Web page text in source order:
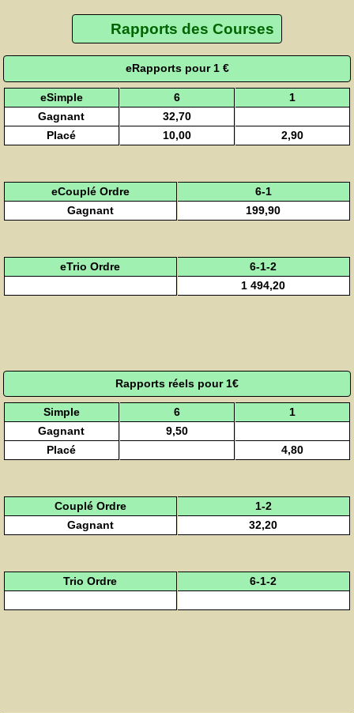
Rapports des Courses
eRapports pour 1 €
eSimple 6
1
Gagnant
32,70
Placé
10,00 2,90
eCouplé Ordre
6-1
Gagnant
199,90
eTrio Ordre
6-1-2
1 494,20
Rapports réels pour 1€
Simple 6
1
Gagnant
9,50
Placé
4,80
Couplé Ordre
1-2
Gagnant
32,20
Trio Ordre 6-1-2